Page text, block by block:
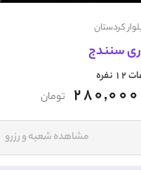
کردستان
سنندج
280,000 تومان
مشاهده شعبه و رزرو